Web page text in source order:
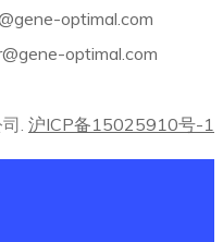
optimal.com
optimal.com
. 沪ICP备15025910号-1